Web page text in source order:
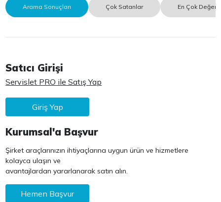
Arama Sonuçları Çok Satanlar En Çok
Satıcı Girişi
Servislet PRO ile Satış Yap
Giriş Yap
Kurumsal'a Başvur
Şirket araçlarınızın ihtiyaçlarına uygun ürün ve hizmetlere
kolayca ulaşın ve
avantajlardan yararlanarak satın alın.
Hemen Başvur